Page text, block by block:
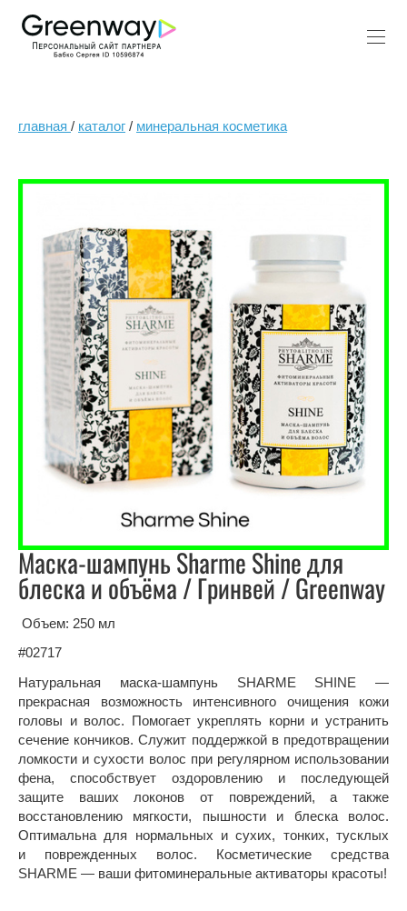
главная / каталог / минеральная косметика
Маска-шампунь Sharme Shine для
блеска и объёма / Гринвей / Greenway
Объем: 250 мл
#02717
Натуральная маска-шампунь SHARME SHINE —
прекрасная возможность интенсивного очищения кожи
головы и волос. Помогает укреплять корни и устранить
сечение кончиков. Служит поддержкой в предотвращении
ломкости и сухости волос при регулярном использовании
фена, способствует оздоровлению и последующей
защите ваших локонов от повреждений, а также
восстановлению мягкости, пышности и блеска волос.
Оптимальна для нормальных и сухих, тонких, тусклых
и поврежденных волос. Косметические средства
SHARME — ваши фитоминеральные активаторы красоты!